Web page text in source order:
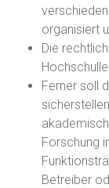
organisiert
Die
Ferner soll
Forschung
Betreiber